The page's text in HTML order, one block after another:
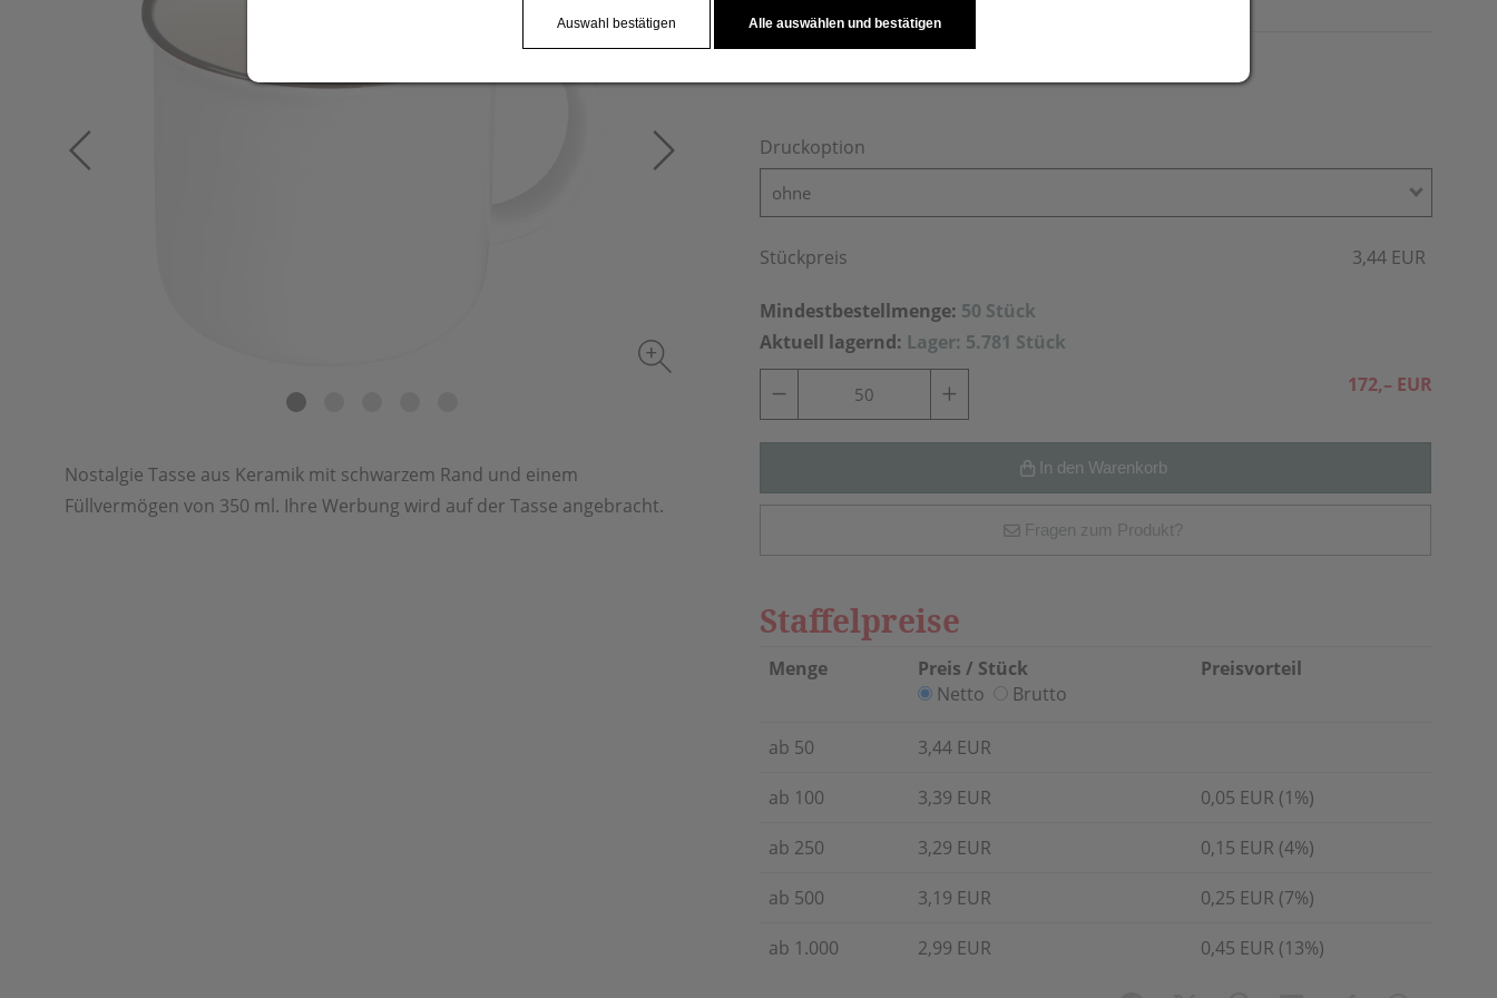
Nostalgie Tasse aus Keramik mit schwarzem Rand und einem
Füllvermögen von 350 ml. Ihre Werbung wird auf der Tasse angebracht.
Druckoption
ohne
Stückpreis 3,44 EUR
Mindestbestellmenge: 50 Stück
Aktuell lagernd: Lager: 5.781 Stück
172,– EUR
In den Warenkorb
Fragen zum Produkt?
Staffelpreise
Menge
Preis / Stück
Netto
Brutto
Preisvorteil
ab 50 3,44 EUR
ab 100 3,39 EUR 0,05 EUR (1%)
ab 250 3,29 EUR 0,15 EUR (4%)
ab 500 3,19 EUR 0,25 EUR (7%)
ab 1.000 2,99 EUR 0,45 EUR (13%)
Auswahl bestätigen Alle auswählen und bestätigen